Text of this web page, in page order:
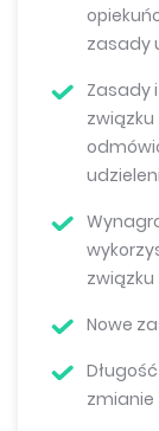
zasady
Zasady
związku
Nowe
zmianie